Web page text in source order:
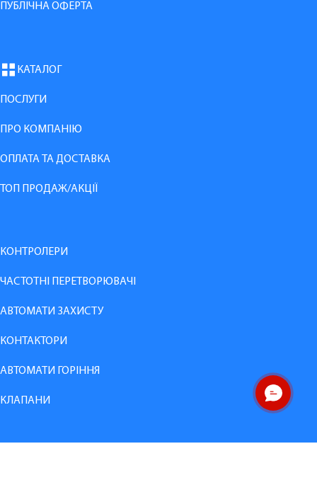
ПУБЛІЧНА ОФЕРТА
КАТАЛОГ
ПОСЛУГИ
ПРО КОМПАНІЮ
ОПЛАТА ТА ДОСТАВКА
ТОП ПРОДАЖ/АКЦІЇ
КОНТРОЛЕРИ
ЧАСТОТНІ ПЕРЕТВОРЮВАЧІ
АВТОМАТИ ЗАХИСТУ
КОНТАКТОРИ
АВТОМАТИ ГОРІННЯ
КЛАПАНИ